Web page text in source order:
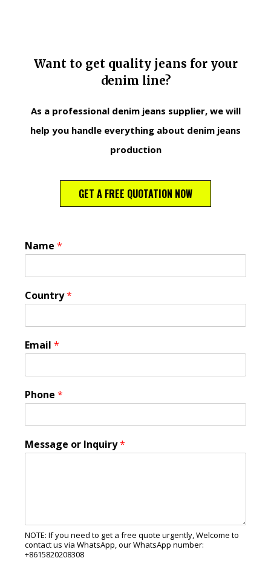
Want to get quality jeans for your
denim line?
As a professional denim jeans supplier, we will
help you handle everything about denim jeans
production
GET A FREE QUOTATION NOW
Name *
Country*
Email *
Phone *
Message or Inquiry*
NOTE: If you need to get a free quote urgently, Welcome to
contact us via WhatsApp, our WhatsApp number:
+8615820208308